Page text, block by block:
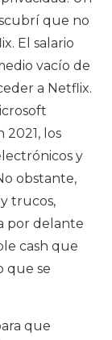
que no
El salario
vacío de
a Netflix.
2021, los
y
obstante,
trucos,
por delante
cash que
que se
que